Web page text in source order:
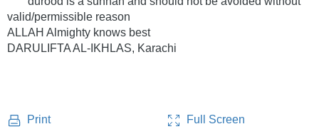
valid/permissible reason
ALLAH Almighty knows best
DARULIFTA AL-IKHLAS, Karachi
Print Full Screen